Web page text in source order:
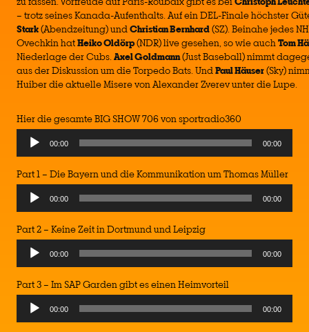
– trotz seines Kanada-Aufenthalts. Auf ein DEL-Finale höchster
Stark(Abendzeitung) undChristian Bernhard(SZ). Beinahe jedes
Ovechkin hatHeiko Oldörp(NDR) live gesehen, so wie auchTom
Niederlage der Cubs.Axel Goldmann(Just Baseball) nimmt
aus der Diskussion um die Torpedo Bats. UndPaul Häuser(Sky)
Huiber die aktuelle Misere von Alexander Zverev unter die Lupe.
Hier die gesamte BIG SHOW 706 von sportradio360
00:00 00:00
Part 1 – Die Bayern und die Kommunikation um Thomas Müller
00:00 00:00
Part 2 – Keine Zeit in Dortmund und Leipzig
00:00 00:00
Part 3 – Im SAP Garden gibt es einen Heimvorteil
00:00 00:00